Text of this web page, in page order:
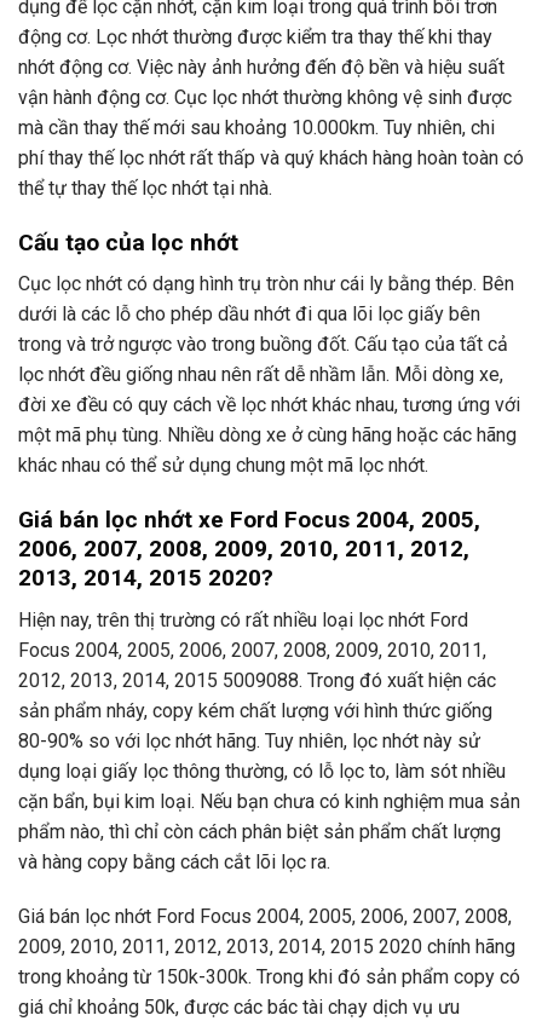
dụng để lọc cặn nhớt, cặn kim loại trong quá trình bôi trơn
động cơ. Lọc nhớt thường được kiểm tra thay thế khi thay
nhớt động cơ. Việc này ảnh hưởng đến độ bền và hiệu suất
vận hành động cơ. Cục lọc nhớt thường không vệ sinh được
mà cần thay thế mới sau khoảng 10.000km. Tuy nhiên, chi
phí thay thế lọc nhớt rất thấp và quý khách hàng hoàn toàn có
thể tự thay thế lọc nhớt tại nhà.
Cấu tạo của lọc nhớt
Cục lọc nhớt có dạng hình trụ tròn như cái ly bằng thép. Bên
dưới là các lỗ cho phép dầu nhớt đi qua lõi lọc giấy bên
trong và trở ngược vào trong buồng đốt. Cấu tạo của tất cả
lọc nhớt đều giống nhau nên rất dễ nhầm lẫn. Mỗi dòng xe,
đời xe đều có quy cách về lọc nhớt khác nhau, tương ứng với
một mã phụ tùng. Nhiều dòng xe ở cùng hãng hoặc các hãng
khác nhau có thể sử dụng chung một mã lọc nhớt.
Giá bán lọc nhớt xe Ford Focus 2004, 2005,
2006, 2007, 2008, 2009, 2010, 2011, 2012,
2013, 2014, 2015 2020?
Hiện nay, trên thị trường có rất nhiều loại lọc nhớt Ford
Focus 2004, 2005, 2006, 2007, 2008, 2009, 2010, 2011,
2012, 2013, 2014, 2015 5009088. Trong đó xuất hiện các
sản phẩm nháy, copy kém chất lượng với hình thức giống
80-90% so với lọc nhớt hãng. Tuy nhiên, lọc nhớt này sử
dụng loại giấy lọc thông thường, có lỗ lọc to, làm sót nhiều
cặn bẩn, bụi kim loại. Nếu bạn chưa có kinh nghiệm mua sản
phẩm nào, thì chỉ còn cách phân biệt sản phẩm chất lượng
và hàng copy bằng cách cắt lõi lọc ra.
Giá bán lọc nhớt Ford Focus 2004, 2005, 2006, 2007, 2008,
2009, 2010, 2011, 2012, 2013, 2014, 2015 2020 chính hãng
trong khoảng từ 150k-300k. Trong khi đó sản phẩm copy có
giá chỉ khoảng 50k, được các bác tài chạy dịch vụ ưu